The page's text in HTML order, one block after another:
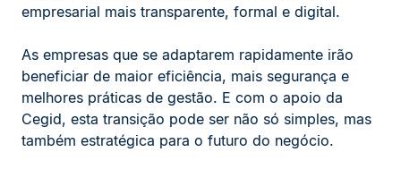
empresarial mais transparente, formal e digital.
As empresas que se adaptarem rapidamente irão
beneficiar de maior eficiência, mais segurança e
melhores práticas de gestão. E com o apoio da
Cegid, esta transição pode ser não só simples, mas
também estratégica para o futuro do negócio.